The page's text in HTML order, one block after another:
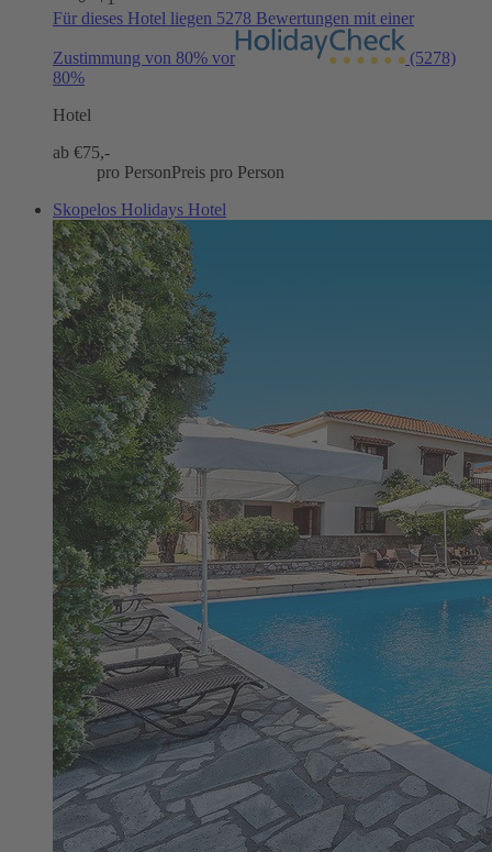
Für dieses Hotel liegen 5278 Bewertungen mit einer
Zustimmung von 80% vor
(5278)
80%
Hotel
ab €75,-
pro PersonPreis pro Person
Skopelos Holidays Hotel